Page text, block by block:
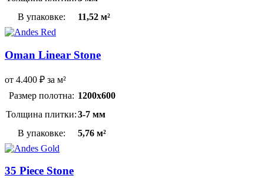
В упаковке:
11,52 м²
Oman Linear Stone
от 4.400 ₽ за м²
Размер полотна: 1200х600
Толщина плитки:3-7 мм
В упаковке:
5,76 м²
35 Piece Stone